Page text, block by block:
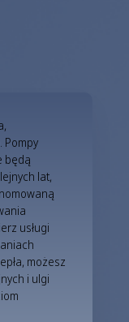
Pompy
będą
lat,
usługi
możesz
i ulgi